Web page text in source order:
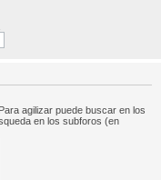
agilizar puede buscar en los
en los subforos (en